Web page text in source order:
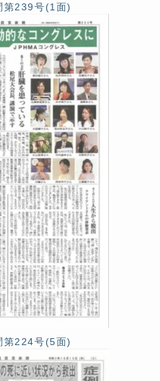
第239号(1面)
第224号(5面)